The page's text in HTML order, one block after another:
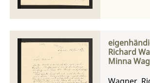
Richard
Minna